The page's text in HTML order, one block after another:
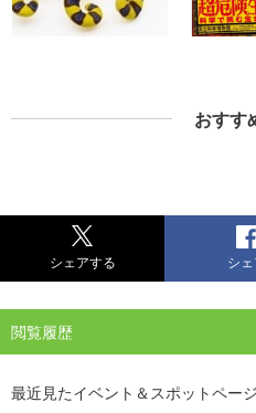
おすす
シェアする シ
閲覧履歴
最近見たイベント＆スポットペー